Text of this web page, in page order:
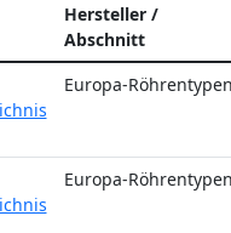
Hersteller /
Abschnitt
Europa-
Europa-